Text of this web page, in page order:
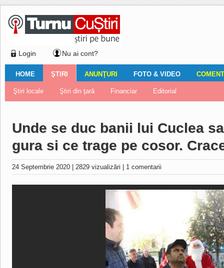
Login Nu ai cont?
HOME
Ştiri locale Turnaţi aici! Nemulţumirile localnicilor
ŞTIRI
Ştiri locale Ştiri din ţară Financiar Editorial
ANUNŢURI
Imobiliare Auto Închirieri Vânzări Locuri de muncă
FOTO & VIDEO
Galerii Foto Galerii video
Comentariul zilei
Unde se duc banii lui Cuclea
gura si ce trage pe cosor.
24 Septembrie 2020 2829 vizualizări 1 comentarii